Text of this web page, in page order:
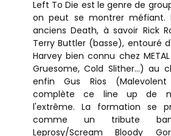
Left To Die est le genre de
on peut se montrer méfiant.
anciens Death, à savoir Rick
Terry Buttler (basse), entouré
Harvey bien connu chez
Gruesome, Cold Slither...) au
enfin Gus Rios
complète ce line up de
l'extrême. La formation se
comme un tribute
Leprosy/Scream Bloody